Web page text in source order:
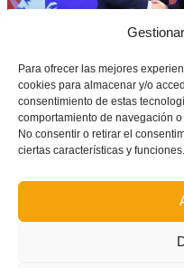
Para ofrecer las mejores
cookies para almacenar y/o
consentimiento de estas
comportamiento de navegación
No consentir o retirar el
ciertas características y funciones.
La 8 Mediterráneo y la FFCV
directo de las jornadas decisivas